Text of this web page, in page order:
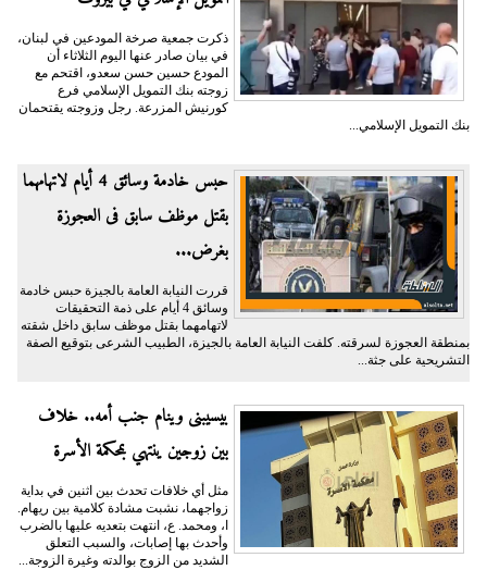
ذكرت جمعية صرخة المودعين في لبنان،
في بيان صادر عنها اليوم الثلاثاء أن
المودع حسين حسن سعدو، اقتحم مع
زوجته بنك التمويل الإسلامي فرع
كورنيش المزرعة. رجل وزوجته يقتحمان
بنك التمويل الإسلامي...
حبس خادمة وسائق 4 أيام لاتهامهما
بقتل موظف سابق فى العجوزة
بغرض...
قررت النيابة العامة بالجيزة حبس خادمة
وسائق 4 أيام على ذمة التحقيقات
لاتهامهما بقتل موظف سابق داخل شقته
بمنطقة العجوزة لسرقته. كلفت النيابة العامة بالجيزة، الطبيب الشرعى بتوقيع الصفة
التشريحية على جثة...
بيسيبنى وينام جنب أمه.. خلاف
بين زوجين ينتهي بمحكمة الأسرة
مثل أي خلافات تحدث بين اثنين في بداية
زواجهما، نشبت مشادة كلامية بين ريهام.
ا، ومحمد. ع، انتهت بتعديه عليها بالضرب
وأحدث بها إصابات، والسبب التعلق
الشديد من الزوج بوالدته وغيرة الزوجة...